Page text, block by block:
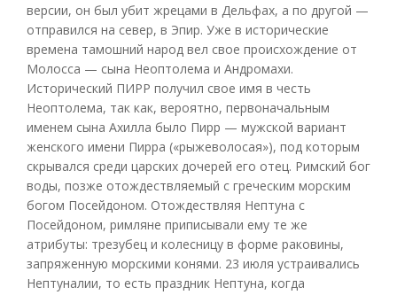
версии, он был убит жрецами в Дельфах, а по другой —
отправился на север, в Эпир. Уже в исторические
времена тамошний народ вел свое происхождение от
Молосса — сына Неоптолема и Андромахи.
Исторический ПИРР получил свое имя в честь
Неоптолема, так как, вероятно, первоначальным
именем сына Ахилла было Пирр — мужской вариант
женского имени Пирра («рыжеволосая»), под которым
скрывался среди царских дочерей его отец. Римский бог
воды, позже отождествляемый с греческим морским
богом Посейдоном. Отождествляя Нептуна с
Посейдоном, римляне приписывали ему те же
атрибуты: трезубец и колесницу в форме раковины,
запряженную морскими конями. 23 июля устраивались
Нептуналии, то есть праздник Нептуна, когда